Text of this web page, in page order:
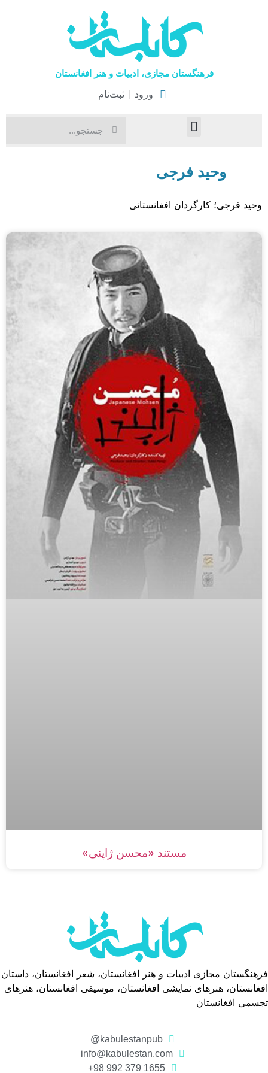
فرهنگستان مجازی، ادبیات و هنر افغانستان
ورود ثبت‌نام
وحید فرجی
وحید فرجی؛ کارگردان افغانستانی
مستند «محسن ژاپنی»
فرهنگستان مجازی ادبیات و هنر افغانستان، شعر افغانستان، داستان
افغانستان، هنرهای نمایشی افغانستان، موسیقی افغانستان، هنرهای
تجسمی افغانستان
kabulestanpub@
info@kabulestan.com
1655 379 992 98+